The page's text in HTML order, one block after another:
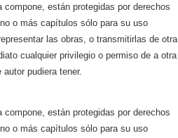
están protegidas por derechos
o más capítulos sólo para su uso
las obras, o transmitirlas de otra
cualquier privilegio o permiso de a otra
pudiera tener.
están protegidas por derechos
o más capítulos sólo para su uso